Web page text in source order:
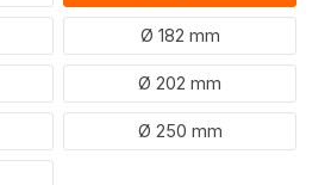
Ø 182 mm
Ø 202 mm
Ø 250 mm